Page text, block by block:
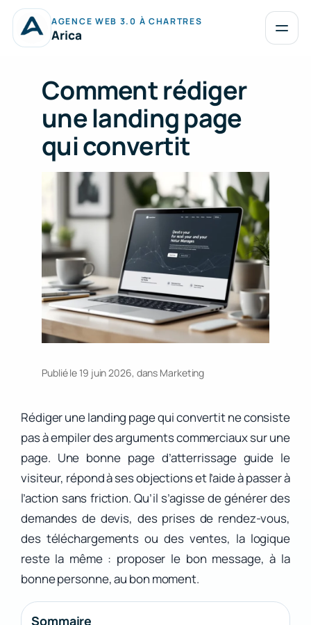
Aller
contenu
AGENCE WEB 3.0 À CHARTRES
Arica
Ouvrir
Comment rédiger
une landing page
qui convertit
Publié le 19 juin 2026, dans Marketing
Rédiger une landing page qui convertit ne consiste
pas à empiler des arguments commerciaux sur une
page. Une bonne page d’atterrissage guide le
visiteur, répond à ses objections et l’aide à passer à
l’action sans friction. Qu’il s’agisse de générer des
demandes de devis, des prises de rendez-vous,
des téléchargements ou des ventes, la logique
reste la même : proposer le bon message, à la
bonne personne, au bon moment.
Sommaire